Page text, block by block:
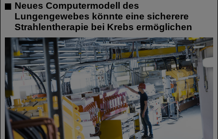
Neues Computermodell des
Lungengewebes könnte eine sicherere
Strahlentherapie bei Krebs ermöglichen